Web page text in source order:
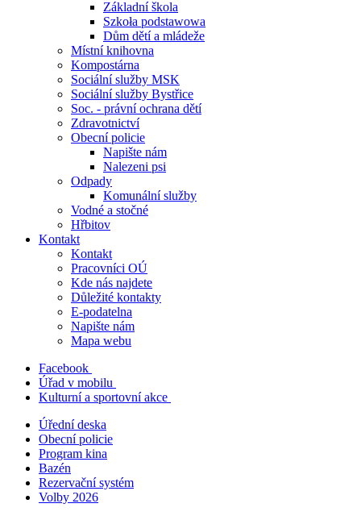
Základní škola
Szkoła podstawowa
Dům dětí a mládeže
Místní knihovna
Kompostárna
Sociální služby MSK
Sociální služby Bystřice
Soc. - právní ochrana dětí
Zdravotnictví
Obecní policie
Napište nám
Nalezeni psi
Odpady
Komunální služby
Vodné a stočné
Hřbitov
Kontakt
Kontakt
Pracovníci OÚ
Kde nás najdete
Důležité kontakty
E-podatelna
Napište nám
Mapa webu
Facebook
Úřad v mobilu
Kulturní a sportovní akce
Úřední deska
Obecní policie
Program kina
Bazén
Rezervační systém
Volby 2026